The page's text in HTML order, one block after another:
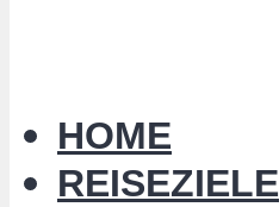
HOME
REISEZIELE